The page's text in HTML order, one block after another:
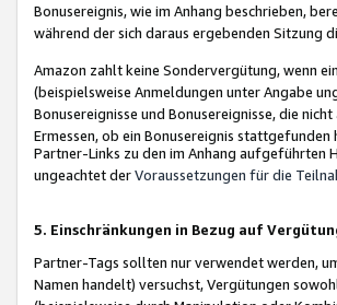
Bonusereignis, wie im Anhang beschrieben,
während der sich daraus ergebenden Sitzung
Amazon zahlt keine Sondervergütung, wenn
(beispielsweise Anmeldungen unter Angabe
Bonusereignisse und Bonusereignisse, die
Ermessen, ob ein Bonusereignis
Partner-Links zu den im Anhang aufgeführten
ungeachtet derVoraussetzungen für die
5. Einschränkungen in Bezug auf
Partner-Tags sollten nur verwendet werden,
Namen handelt) versuchst, Vergütungen